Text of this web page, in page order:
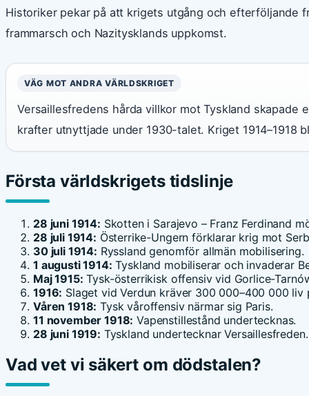
Historiker pekar på att krigets utgång och efterföljande
frammarsch och Nazitysklands uppkomst.
VÄG MOT ANDRA VÄRLDSKRIGET
Versaillesfredens hårda villkor mot Tyskland
krafter utnyttjade under 1930-talet. Kriget 1914–1918
Första världskrigets tidslinje
28 juni 1914: Skotten i Sarajevo – Franz Ferdinand
28 juli 1914: Österrike-Ungern förklarar krig mot
30 juli 1914: Ryssland genomför allmän mobilisering.
1 augusti 1914: Tyskland mobiliserar och invaderar
Maj 1915: Tysk-österrikisk offensiv vid Gorlice-
1916: Slaget vid Verdun kräver 300 000–400 000 liv
Våren 1918: Tysk våroffensiv närmar sig Paris.
11 november 1918: Vapenstillestånd undertecknas.
28 juni 1919: Tyskland undertecknar Versaillesfreden.
Vad vet vi säkert om dödstalen?